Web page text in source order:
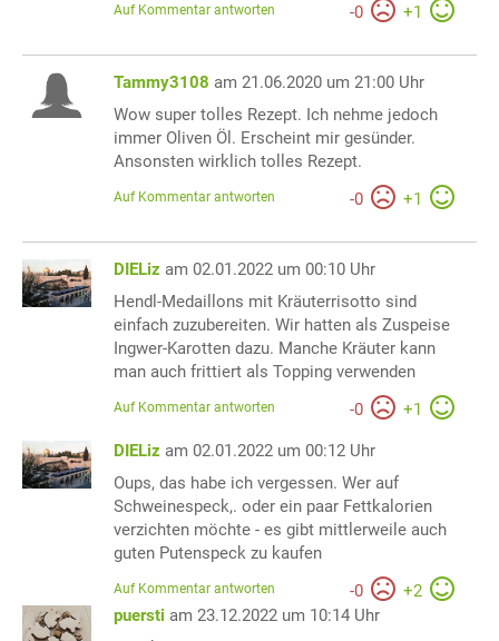
-0 +1
Auf Kommentar antworten
Tammy3108 am 21.06.2020 um 21:00 Uhr
Wow super tolles Rezept. Ich nehme jedoch
immer Oliven Öl. Erscheint mir gesünder.
Ansonsten wirklich tolles Rezept.
-0 +1
Auf Kommentar antworten
DIELiz am 02.01.2022 um 00:10 Uhr
Hendl-Medaillons mit Kräuterrisotto sind
einfach zuzubereiten. Wir hatten als Zuspeise
Ingwer-Karotten dazu. Manche Kräuter kann
man auch frittiert als Topping verwenden
-0 +1
Auf Kommentar antworten
DIELiz am 02.01.2022 um 00:12 Uhr
Oups, das habe ich vergessen. Wer auf
Schweinespeck,. oder ein paar Fettkalorien
verzichten möchte - es gibt mittlerweile auch
guten Putenspeck zu kaufen
-0 +2
Auf Kommentar antworten
puersti am 23.12.2022 um 10:14 Uhr